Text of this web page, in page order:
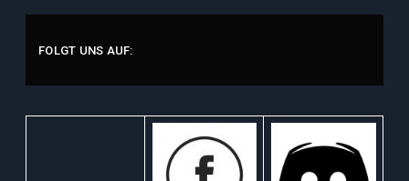
FOLGT UNS AUF: